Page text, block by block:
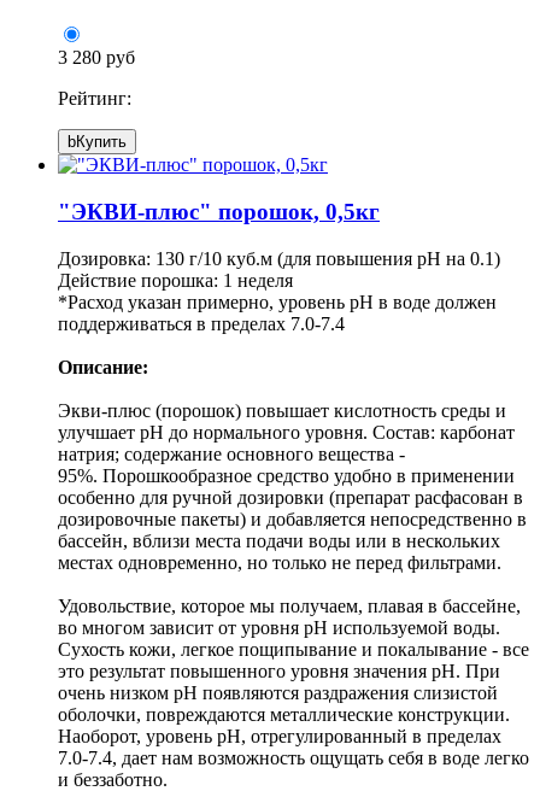
3 280 руб
Рейтинг:
bКупить
"ЭКВИ-плюс" порошок, 0,5кг
Дозировка: 130 г/10 куб.м (для повышения pH на 0.1)
Действие порошка: 1 неделя
*Расход указан примерно, уровень pH в воде должен
поддерживаться в пределах 7.0-7.4
Описание:
Экви-плюс (порошок) повышает кислотность среды и
улучшает pH до нормального уровня. Состав: карбонат
натрия; содержание основного вещества -
95%. Порошкообразное средство удобно в применении
особенно для ручной дозировки (препарат расфасован в
дозировочные пакеты) и добавляется непосредственно в
бассейн, вблизи места подачи воды или в нескольких
местах одновременно, но только не перед фильтрами.
Удовольствие, которое мы получаем, плавая в бассейне,
во многом зависит от уровня рН используемой воды.
Сухость кожи, легкое пощипывание и покалывание - все
это результат повышенного уровня значения рН. При
очень низком рН появляются раздражения слизистой
оболочки, повреждаются металлические конструкции.
Наоборот, уровень рН, отрегулированный в пределах
7.0-7.4, дает нам возможность ощущать себя в воде легко
и беззаботно.